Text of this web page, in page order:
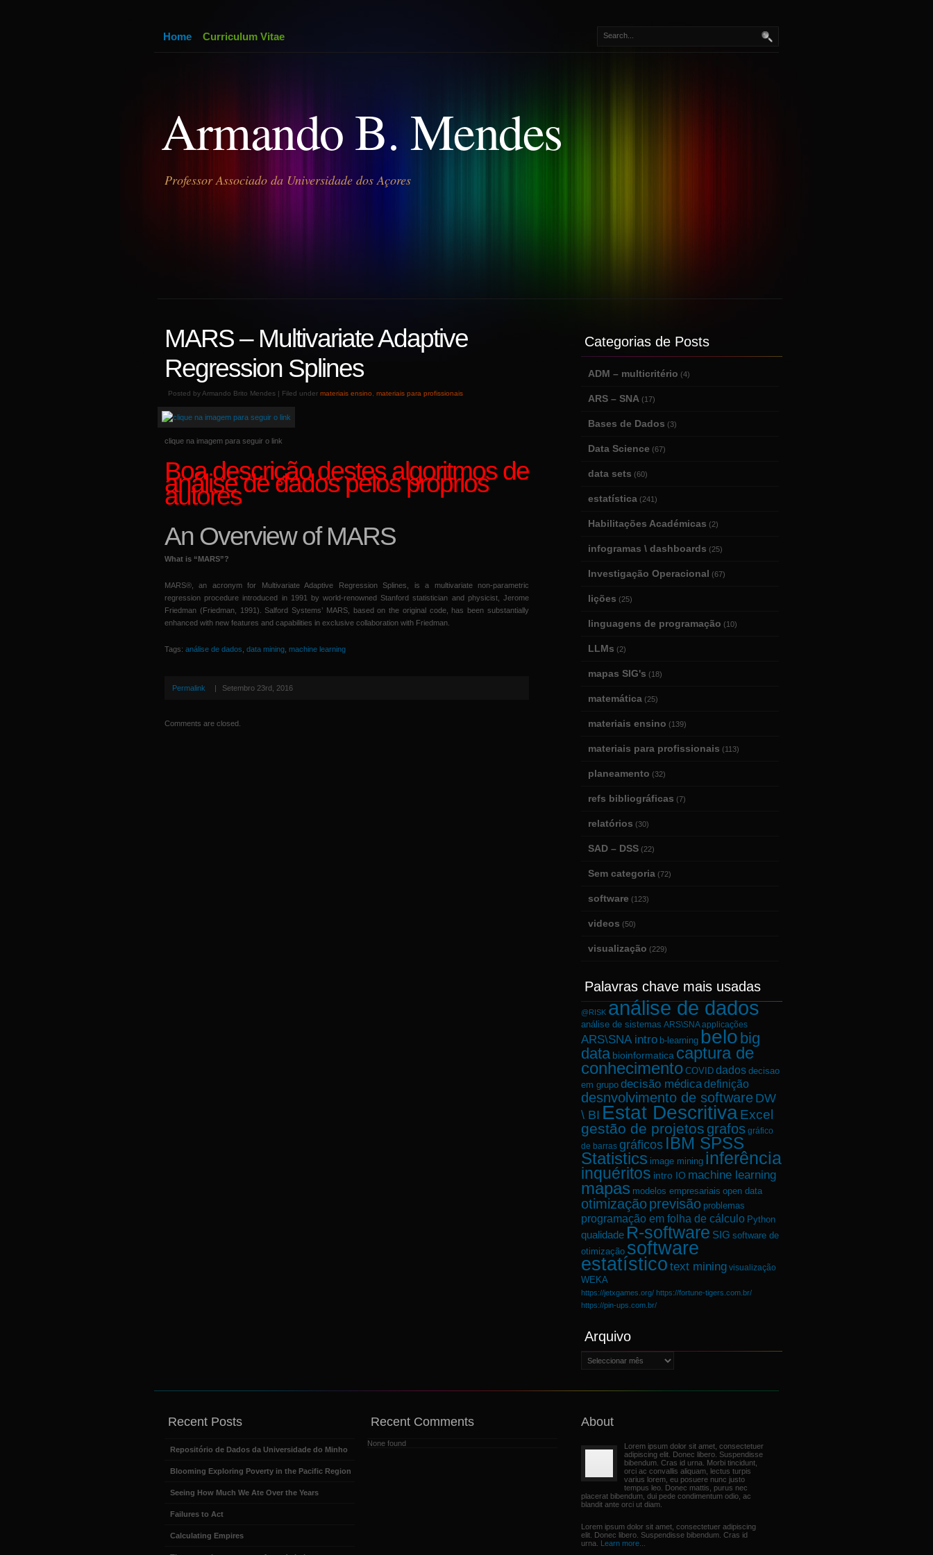
Armando B. Mendes
Professor Associado da Universidade dos Açores
Home Curriculum Vitae
MARS – Multivariate Adaptive
Regression Splines
Posted by Armando Brito Mendes | Filed under materiais ensino materiais para profissionais
clique na imagem para seguir o link
Boa descrição destes algoritmos de
análise de dados pelos proprios
autores
An Overview of MARS
What is “MARS”?
MARS®, an acronym for Multivariate Adaptive Regression Splines, is a multivariate non-parametric
regression procedure introduced in 1991 by world-renowned Stanford statistician and physicist, Jerome
Friedman (Friedman, 1991). Salford Systems’ MARS, based on the original code, has been substantially
enhanced with new features and capabilities in exclusive collaboration with Friedman.
Tags: análise de dados data mining machine learning
Permalink | Setembro 23rd, 2016
Comments are closed.
Categorias de Posts
ADM – multicritério (4)
ARS – SNA (17)
Bases de Dados (3)
Data Science (67)
data sets (60)
estatística (241)
Habilitações Académicas (2)
infogramas \ dashboards (25)
Investigação Operacional (67)
lições (25)
linguagens de programação (10)
LLMs (2)
mapas SIG's (18)
matemática (25)
materiais ensino (139)
materiais para profissionais (113)
planeamento (32)
refs bibliográficas (7)
relatórios (30)
SAD – DSS (22)
Sem categoria (72)
software (123)
videos (50)
visualização (229)
Palavras chave mais usadas
@RISK análise de dados
análise de sistemas ARS\SNA applicações
ARS\SNA intro b-learning belo big
data bioinformatica captura de
conhecimento COVID dados decisao
em grupo decisão médicadefinição
desnvolvimento de software DW
\ BI Estat DescritivaExcel
gestão de projetos grafos gráfico
de barras gráficos IBM SPSS
Statistics image mining inferência
inquéritos intro IO machine learning
mapas modelos empresariais open data
otimizaçãoprevisão problemas
programação em folha de cálculo Python
qualidade R-software SIG software de
otimização software
estatístico text mining visualização
WEKA
https://jetxgames.org/ https://fortune-tigers.com.br/
https://pin-ups.com.br/
Arquivo
Arquivo
Recent Posts
Repositório de Dados da Universidade do Minho
Blooming Exploring Poverty in the Pacific Region
Seeing How Much We Ate Over the Years
Failures to Act
Calculating Empires
Recent Comments
None found
About
Lorem ipsum dolor sit amet, consectetuer
adipiscing elit. Donec libero. Suspendisse
bibendum. Cras id urna. Morbi tincidunt,
orci ac convallis aliquam, lectus turpis
varius lorem, eu posuere nunc justo
tempus leo. Donec mattis, purus nec
placerat bibendum, dui pede condimentum odio, ac
blandit ante orci ut diam.
Lorem ipsum dolor sit amet, consectetuer adipiscing
elit. Donec libero. Suspendisse bibendum. Cras id
urna. Learn more...